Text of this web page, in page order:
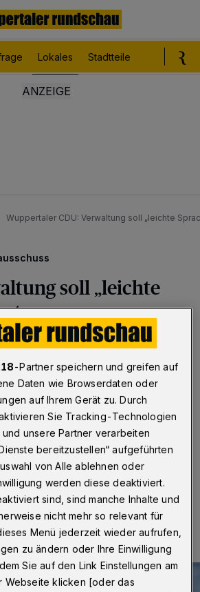
Lokales Stadtteile
Wuppertaler CDU: Verwaltung soll „leichte
soll „leichte
Wuppertal soll
künftig in leicht verständlicher
Die CDU-Fraktion hat den
entsprechendes Konzept nach dem
wie Aachen, Düsseldorf
Vorschläge zur Umsetzung
dem Ausschuss für Soziales,
vorgelegt werden.
Eine Minute Lesezeit
-Partner speichern und greifen auf
Daten wie Browserdaten oder
auf Ihrem Gerät zu. Durch
Sie Tracking-Technologien
und unsere Partner verarbeiten
bereitzustellen“ aufgeführten
von Alle ablehnen oder
werden diese deaktiviert.
sind, sind manche Inhalte und
nicht mehr so relevant für
Menü jederzeit wieder aufrufen,
zu ändern oder Ihre Einwilligung
Sie auf den Link Einstellungen am
Webseite klicken [oder das